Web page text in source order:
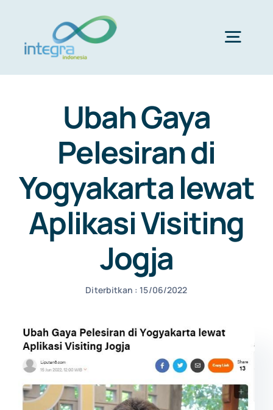
content
PRODUCTS & SERVICES
PORTFOLIO
CLIENTS
CONTACT US
Ubah Gaya
Pelesiran di
Yogyakarta lewat
Aplikasi Visiting
Jogja
Diterbitkan : 15/06/2022